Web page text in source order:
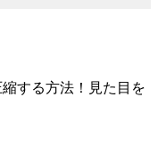
する方法！見た目を